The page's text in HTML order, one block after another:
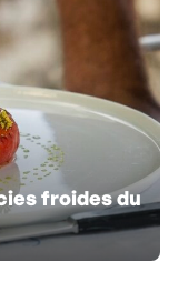
froides du